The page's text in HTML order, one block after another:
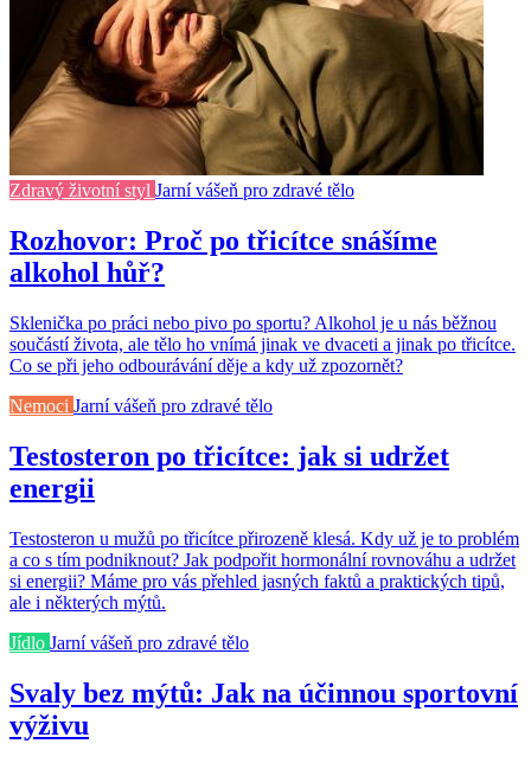
Zdravý životní styl Jarní vášeň pro zdravé tělo
Rozhovor: Proč po třicítce snášíme
alkohol hůř?
Sklenička po práci nebo pivo po sportu? Alkohol je u nás běžnou
součástí života, ale tělo ho vnímá jinak ve dvaceti a jinak po třicítce.
Co se při jeho odbourávání děje a kdy už zpozornět?
Nemoci Jarní vášeň pro zdravé tělo
Testosteron po třicítce: jak si udržet
energii
Testosteron u mužů po třicítce přirozeně klesá. Kdy už je to problém
a co s tím podniknout? Jak podpořit hormonální rovnováhu a udržet
si energii? Máme pro vás přehled jasných faktů a praktických tipů,
ale i některých mýtů.
Jídlo Jarní vášeň pro zdravé tělo
Svaly bez mýtů: Jak na účinnou sportovní
výživu